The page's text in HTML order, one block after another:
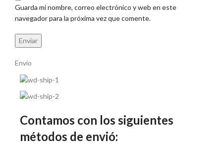
Guarda mi nombre, correo electrónico y web en este
navegador para la próxima vez que comente.
Envio
Contamos con los siguientes
métodos de envió: